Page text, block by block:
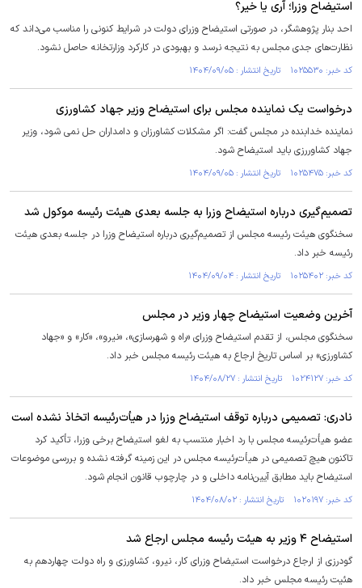
استیضاح وزرا؛ آری یا خیر؟
احد بنار پژوهشگر، در صورتی استیضاح وزرای دولت در شرایط کنونی را مناسب می‌داند که
نظارت‌های جدی مجلس به نتیجه نرسد و بهبودی در کارکرد وزارتخانه حاصل نشود.
کد خبر: ۱۰۲۵۵۳۰ تاریخ انتشار : ۱۴۰۴/۰۹/۰۵
درخواست یک نماینده مجلس برای استیضاح وزیر جهاد کشاورزی
نماینده خدابنده در مجلس گفت: اگر مشکلات کشاورزان و دامداران حل نمی شود، وزیر
جهاد کشاوررزی باید استیضاح شود.
کد خبر: ۱۰۲۵۴۷۵ تاریخ انتشار : ۱۴۰۴/۰۹/۰۵
تصمیم‌گیری درباره استیضاح وزرا به جلسه بعدی هیئت رئیسه موکول شد
سخنگوی هیئت رئیسه مجلس از تصمیم‌گیری درباره استیضاح وزرا در جلسه بعدی هیئت
رئیسه خبر داد.
کد خبر: ۱۰۲۵۴۰۲ تاریخ انتشار : ۱۴۰۴/۰۹/۰۴
آخرین وضعیت استیضاح چهار وزیر در مجلس
سخنگوی مجلس‌، از تقدم استیضاح وزرای «راه و شهرسازی»، «نیرو»، «کار» و «جهاد
کشاورزی» بر اساس تاریخ ارجاع به هیئت رئیسه مجلس خبر داد.
کد خبر: ۱۰۲۴۱۲۷ تاریخ انتشار : ۱۴۰۴/۰۸/۲۷
نادری: تصمیمی درباره توقف استیضاح وزرا در هیأت‌رئیسه اتخاذ نشده است
عضو هیأت‌رئیسه مجلس با رد اخبار منتسب به لغو استیضاح برخی وزرا، تأکید کرد
تاکنون هیچ تصمیمی در هیأت‌رئیسه مجلس در این زمینه گرفته نشده و بررسی موضوعات
استیضاح باید مطابق آیین‌نامه داخلی و در چارچوب قانون انجام شود.
کد خبر: ۱۰۲۰۱۹۷ تاریخ انتشار : ۱۴۰۴/۰۸/۰۲
استیضاح ۴ وزیر به هیئت رئیسه مجلس ارجاع شد
گودرزی از ارجاع درخواست استیضاح وزرای کار، نیرو، کشاورزی و راه دولت چهاردهم به
هئیت رئیسه مجلس خبر داد.